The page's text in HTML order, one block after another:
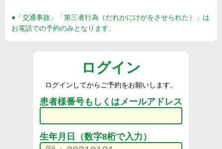
●「交通事故」「第三者行為（だれかにけがをさせられた）」は
お電話での予約のみとなります。
ログイン
ログインしてからご予約をお願いします。
患者様番号もしくはメールアドレス
生年月日（数字8桁で入力）